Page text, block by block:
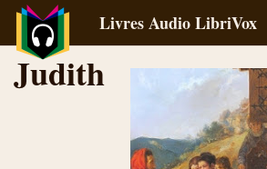
Livres Audio LibriVox
Judith